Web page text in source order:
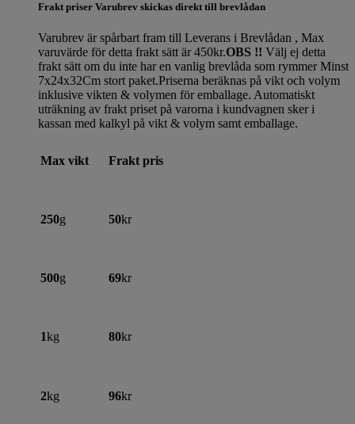
Frakt priser Varubrev skickas direkt till brevlådan
Varubrev är spårbart fram till Leverans i Brevlådan , Max
varuvärde för detta frakt sätt är 450kr.OBS !! Välj ej detta
frakt sätt om du inte har en vanlig brevlåda som rymmer Minst
7x24x32Cm stort paket.Priserna beräknas på vikt och volym
inklusive vikten & volymen för emballage. Automatiskt
uträkning av frakt priset på varorna i kundvagnen sker i
kassan med kalkyl på vikt & volym samt emballage.
Max vikt Frakt pris
250g 50kr
500g 69kr
1kg 80kr
2kg 96kr